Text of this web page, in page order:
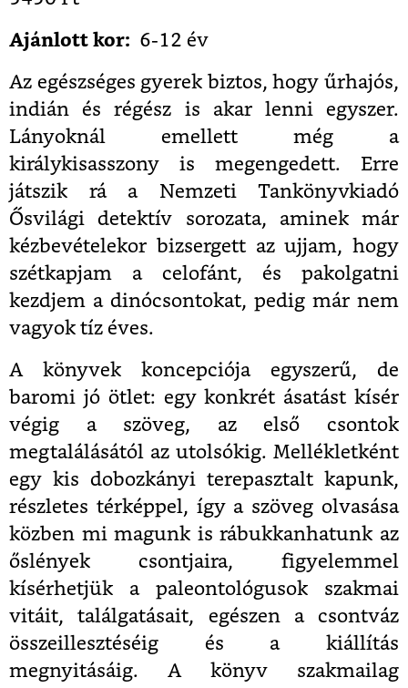
Ajánlott kor: 6-12 év
Az egészséges gyerek biztos, hogy űrhajós,
indián és régész is akar lenni egyszer.
Lányoknál emellett még a
királykisasszony is megengedett. Erre
játszik rá a Nemzeti Tankönyvkiadó
Ősvilági detektív sorozata, aminek már
kézbevételekor bizsergett az ujjam, hogy
szétkapjam a celofánt, és pakolgatni
kezdjem a dinócsontokat, pedig már nem
vagyok tíz éves.
A könyvek koncepciója egyszerű, de
baromi jó ötlet: egy konkrét ásatást kísér
végig a szöveg, az első csontok
megtalálásától az utolsókig. Mellékletként
egy kis dobozkányi terepasztalt kapunk,
részletes térképpel, így a szöveg olvasása
közben mi magunk is rábukkanhatunk az
őslények csontjaira, figyelemmel
kísérhetjük a paleontológusok szakmai
vitáit, találgatásait, egészen a csontváz
összeillesztéséig és a kiállítás
megnyitásáig. A könyv szakmailag